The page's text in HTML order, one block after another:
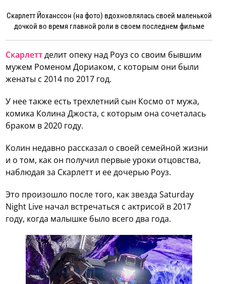
Скарлетт Йоханссон (на фото) вдохновлялась своей маленькой
дочкой во время главной роли в своем последнем фильме
Скарлеттделит опеку над Роуз со своим бывшим
мужем Роменом Дориаком, с которым они были
женаты с 2014 по 2017 год.
У нее также есть трехлетний сын Космо от мужа,
комика Колина Джоста, с которым она сочеталась
браком в 2020 году.
Колин недавно рассказал о своей семейной жизни
и о том, как он получил первые уроки отцовства,
наблюдая за Скарлетт и ее дочерью Роуз.
Это произошло после того, как звезда Saturday
Night Live начал встречаться с актрисой в 2017
году, когда малышке было всего два года.